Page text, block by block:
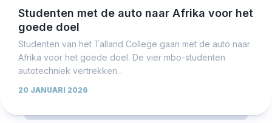
Studenten met de auto naar Afrika voor het
goede doel
Studenten van het Talland College gaan met de auto naar
Afrika voor het goede doel. De vier mbo-studenten
autotechniek vertrekken...
20 JANUARI 2026